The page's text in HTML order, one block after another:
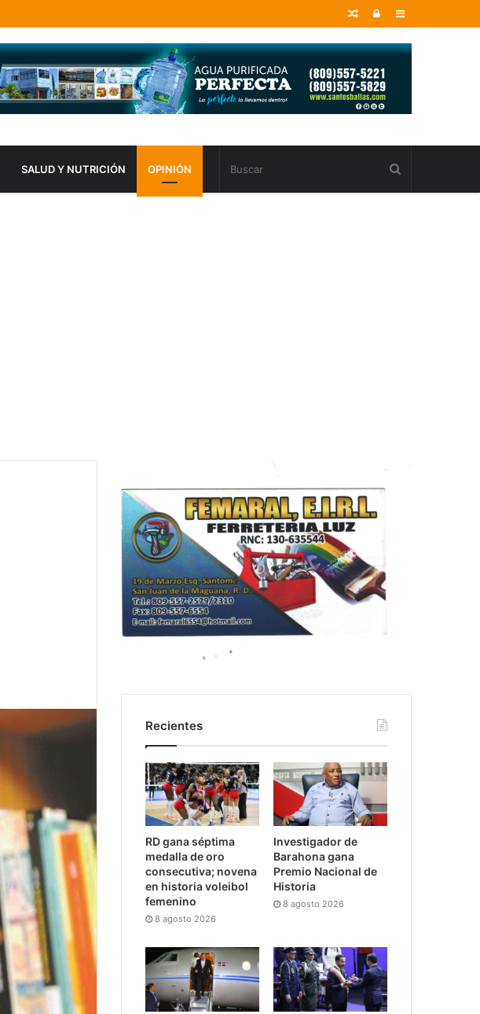
Sidebar
Entrar
Random
SALUD Y NUTRICIÓN OPINIÓN
Recientes
RD gana séptima
medalla de oro
consecutiva; novena
en historia voleibol
femenino
8 agosto 2026
Investigador de
Barahona gana
Premio Nacional de
Historia
8 agosto 2026